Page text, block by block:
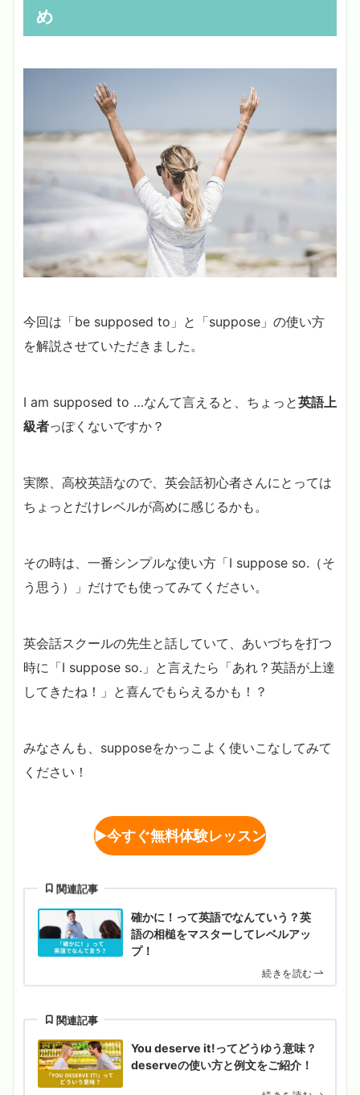
め
今回は「be supposed to」と「suppose」の使い方
を解説させていただきました。
I am supposed to …なんて言えると、ちょっと英語上
級者っぽくないですか？
実際、高校英語なので、英会話初心者さんにとっては
ちょっとだけレベルが高めに感じるかも。
その時は、一番シンプルな使い方「I suppose so.（そ
う思う）」だけでも使ってみてください。
英会話スクールの先生と話していて、あいづちを打つ
時に「I suppose so.」と言えたら「あれ？英語が上達
してきたね！」と喜んでもらえるかも！？
みなさんも、supposeをかっこよく使いこなしてみて
ください！
▶︎今すぐ無料体験レッスン
関連記事
確かに！って英語でなんていう？英
語の相槌をマスターしてレベルアッ
プ！
続きを読む
関連記事
You deserve it!ってどうゆう意味？
deserveの使い方と例文をご紹介！